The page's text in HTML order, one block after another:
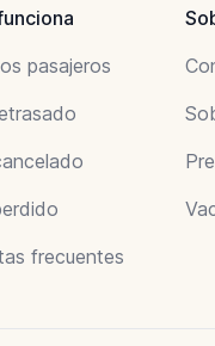
pasajeros
frecuentes